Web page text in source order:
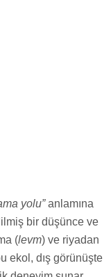
yolu”anlamına
bir düşünce ve
(levm) ve riyadan
ekol, dış görünüşte